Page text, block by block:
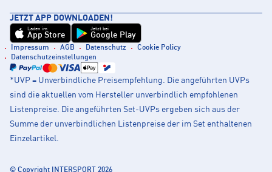
JETZT APP DOWNLOADEN!
Laden im
App Store
Jetzt bei
Google Play
Impressum AGB Datenschutz
Cookie Policy
Datenschutzeinstellungen
*UVP = Unverbindliche Preisempfehlung. Die angeführten UVPs
sind die aktuellen vom Hersteller unverbindlich empfohlenen
Listenpreise. Die angeführten Set-UVPs ergeben sich aus der
Summe der unverbindlichen Listenpreise der im Set enthaltenen
Einzelartikel.
© Copyright INTERSPORT 2026